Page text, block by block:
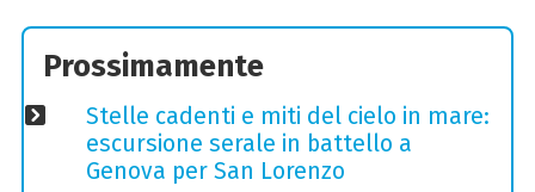
Prossimamente
Stelle cadenti e miti del cielo in mare:
escursione serale in battello a
Genova per San Lorenzo